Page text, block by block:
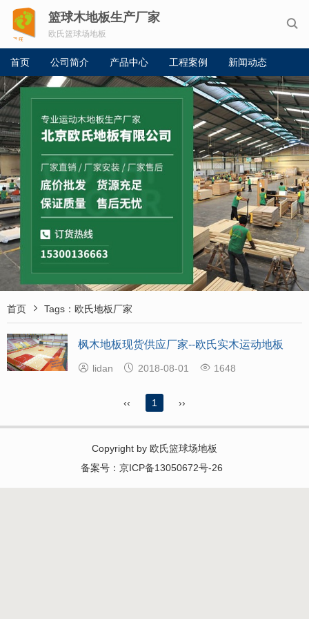

篮球木地板生产厂家
欧氏篮球场地板
首页 公司简介 产品中心 工程案例 新闻动态
首页  Tags：欧氏地板厂家
枫木地板现货供应厂家--欧氏实木运动地板
 lidan  2018-08-01  1648
‹‹ 1 ››
Copyright by 欧氏篮球场地板
备案号： 京ICP备13050672号-26